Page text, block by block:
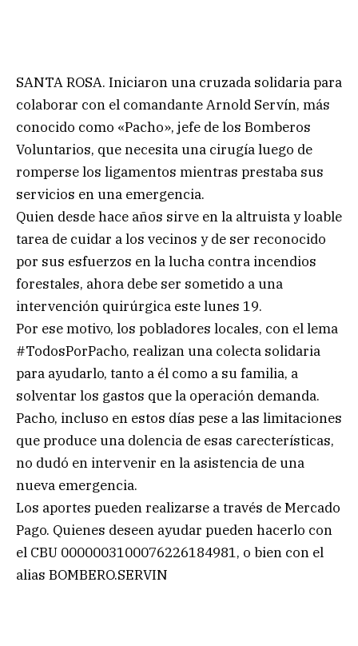
SANTA ROSA. Iniciaron una cruzada solidaria para
colaborar con el comandante Arnold Servín, más
conocido como «Pacho», jefe de los Bomberos
Voluntarios, que necesita una cirugía luego de
romperse los ligamentos mientras prestaba sus
servicios en una emergencia.
Quien desde hace años sirve en la altruista y loable
tarea de cuidar a los vecinos y de ser reconocido
por sus esfuerzos en la lucha contra incendios
forestales, ahora debe ser sometido a una
intervención quirúrgica este lunes 19.
Por ese motivo, los pobladores locales, con el lema
#TodosPorPacho, realizan una colecta solidaria
para ayudarlo, tanto a él como a su familia, a
solventar los gastos que la operación demanda.
Pacho, incluso en estos días pese a las limitaciones
que produce una dolencia de esas carecterísticas,
no dudó en intervenir en la asistencia de una
nueva emergencia.
Los aportes pueden realizarse a través de Mercado
Pago. Quienes deseen ayudar pueden hacerlo con
el CBU 0000003100076226184981, o bien con el
alias BOMBERO.SERVIN